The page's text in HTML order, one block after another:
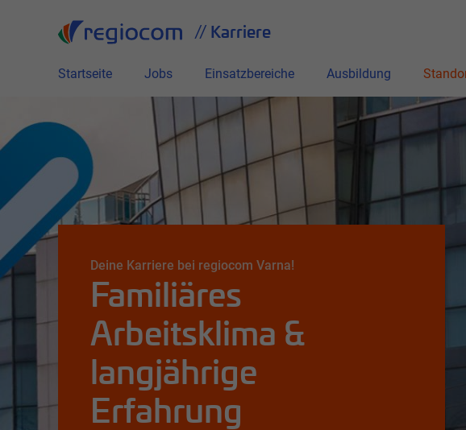
// Karriere
Startseite Jobs Einsatzbereiche Ausbildung
Deine Karriere bei regiocom Varna!
Familiäres
Arbeitsklima &
langjährige
Erfahrung